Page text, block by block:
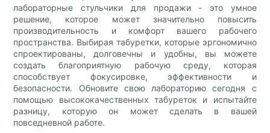
лабораторные стульчики для продажи - это умное
решение, которое может значительно повысить
производительность и комфорт вашего рабочего
пространства. Выбирая табуретки, которые эргономично
спроектированы, долговечны и удобны, вы можете
создать благоприятную рабочую среду, которая
способствует фокусировке, эффективности и
безопасности. Обновите свою лабораторию сегодня с
помощью высококачественных табуреток и испытайте
разницу, которую он может сделать в вашей
повседневной работе.